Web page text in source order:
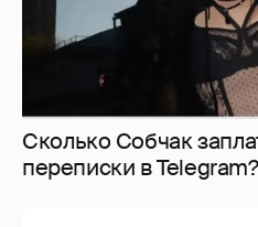
Сколько Собчак
перeписки в Telegram?